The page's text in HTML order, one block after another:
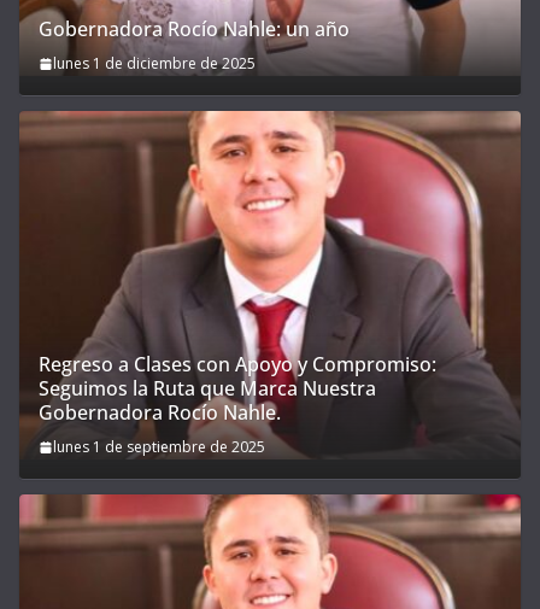
Gobernadora Rocío Nahle: un año
lunes 1 de diciembre de 2025
Regreso a Clases con Apoyo y Compromiso:
Seguimos la Ruta que Marca Nuestra
Gobernadora Rocío Nahle.
lunes 1 de septiembre de 2025